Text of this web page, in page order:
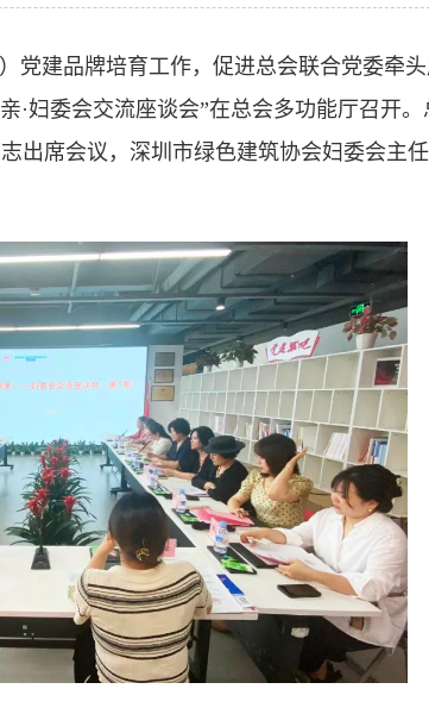
党建品牌培育工作，促进总会联合党委牵
·妇委会交流座谈会”在总会多功能厅召开
出席会议，深圳市绿色建筑协会妇委会主